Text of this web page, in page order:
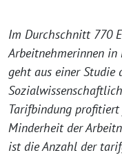
Im Durchschnitt 770
Arbeitnehmerinnen in
geht aus einer Studie
Tarifbindung
Minderheit der
ist die Anzahl der